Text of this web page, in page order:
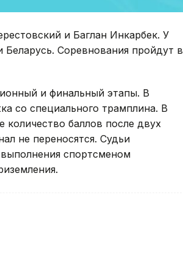
и Баглан Инкарбек. У
Беларусь. Соревнования пройдут в
и финальный этапы. В
со специального трамплина. В
баллов после двух
не переносятся. Судьи
спортсменом